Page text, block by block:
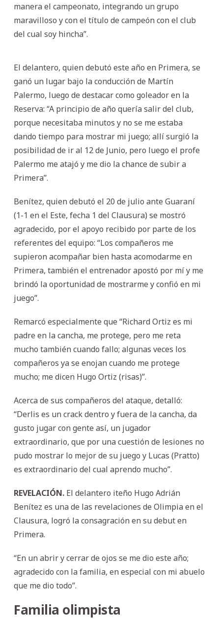
manera el campeonato, integrando un grupo
maravilloso y con el título de campeón con el club
del cual soy hincha”.
El delantero, quien debutó este año en Primera, se
ganó un lugar bajo la conducción de Martín
Palermo, luego de destacar como goleador en la
Reserva: “A principio de año quería salir del club,
porque necesitaba minutos y no se me estaba
dando tiempo para mostrar mi juego; allí surgió la
posibilidad de ir al 12 de Junio, pero luego el profe
Palermo me atajó y me dio la chance de subir a
Primera”.
Benítez, quien debutó el 20 de julio ante Guaraní
(1-1 en el Este, fecha 1 del Clausura) se mostró
agradecido, por el apoyo recibido por parte de los
referentes del equipo: “Los compañeros me
supieron acompañar bien hasta acomodarme en
Primera, también el entrenador apostó por mí y me
brindó la oportunidad de mostrarme y confió en mi
juego”.
Remarcó especialmente que “Richard Ortiz es mi
padre en la cancha, me protege, pero me reta
mucho también cuando fallo; algunas veces los
compañeros ya se enojan cuando me protege
mucho; me dicen Hugo Ortiz (risas)”.
Acerca de sus compañeros del ataque, detalló:
“Derlis es un crack dentro y fuera de la cancha, da
gusto jugar con gente así, un jugador
extraordinario, que por una cuestión de lesiones no
pudo mostrar lo mejor de su juego y Lucas (Pratto)
es extraordinario del cual aprendo mucho”.
REVELACIÓN. El delantero iteño Hugo Adrián
Benítez es una de las revelaciones de Olimpia en el
Clausura, logró la consagración en su debut en
Primera.
“En un abrir y cerrar de ojos se me dio este año;
agradecido con la familia, en especial con mi abuelo
que me dio todo”.
Familia olimpista